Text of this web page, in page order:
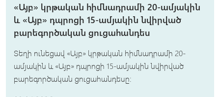
«Այբ» կրթական հիմնադրամի 20-ամյակին
և «Այբ» դպրոցի 15-ամյակին նվիրված
բարեգործական ցուցահանդես
Տեղի ունեցավ «Այբ» կրթական հիմնադրամի 20-
ամյակին և «Այբ» դպրոցի 15-ամյակին նվիրված
բարեգործական ցուցահանդեսը։